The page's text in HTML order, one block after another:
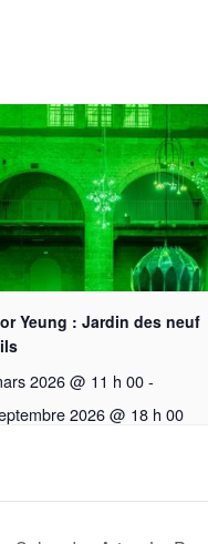
Yeung : Jardin des neuf
2026 @ 11 h 00-
2026 @ 18 h 00